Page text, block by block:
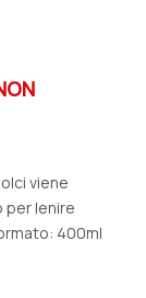
viene
per lenire
400ml